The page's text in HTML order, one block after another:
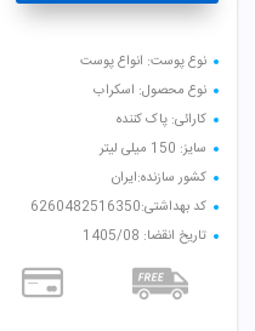
نوع پوست: انواع پوست
نوع محصول: اسکراب
کارائی: پاک کننده
سایز: 150 میلی لیتر
کشور سازنده:ایران
کد بهداشتی:6260482516350
تاریخ انقضا: 1405/08